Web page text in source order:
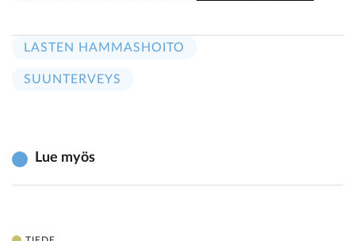
LASTEN HAMMASHOITO
SUUNTERVEYS
Lue myös